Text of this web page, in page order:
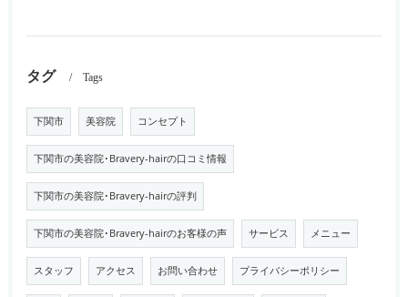
タグ Tags
下関市 美容院 コンセプト
下関市の美容院･Bravery-hairの口コミ情報
下関市の美容院･Bravery-hairの評判
下関市の美容院･Bravery-hairのお客様の声 サービス メニュー
スタッフ アクセス お問い合わせ プライバシーポリシー